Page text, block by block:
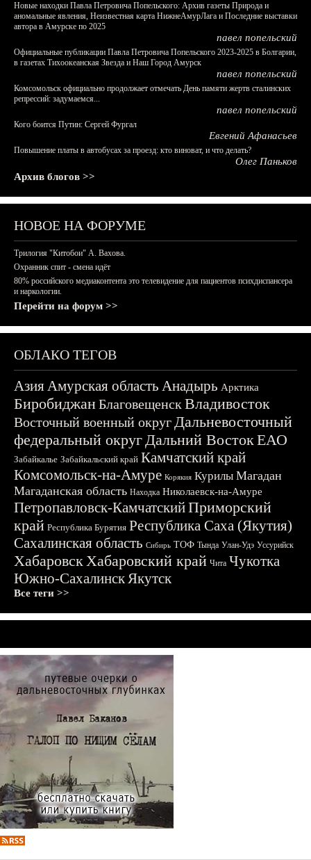
Новые находки Павла Петровича Попельского: Архив газеты Природа и
аномальные явления, Неизвестная карта НижнеАмурЛага и Последние выставки
автора в Амурске по 2025
павел попельский
Официальные публикации Павла Петровича Попельского 2023-2025 в Болгарии,
в газетах Тихоокеанская Звезда и Наш Город Амурск
павел попельский
Комсомольск официально продолжает отмечать День памяти жертв сталинских
репрессий: задумаемся...
павел попельский
Кого боится Путин: Сергей Фургал
Евгений Афанасьев
Повышение платы в автобусах за проезд: кто виноват, и что делать?
Олег Паньков
Архив блогов >>
НОВОЕ НА ФОРУМЕ
Трилогия "Китобои" А. Вахова.
Охранник спит - смена идёт
80% российского медиаконтента это телевидение для пациентов психдиспансера
и наркологии.
Перейти на форум >>
ОБЛАКО ТЕГОВ
АзияАмурская область Анадырь Арктика
БиробиджанБлаговещенскВладивосток
Восточный военный округДальневосточный
федеральный округДальний ВостокЕАО
Забайкалье Забайкальский край Камчатский край
Комсомольск-на-Амуре Корякия Курилы Магадан
Магаданская область Находка Николаевск-на-Амуре
Петропавловск-КамчатскийПриморский
край Республика Бурятия Республика Саха (Якутия)
Сахалинская область Сибирь ТОФ Тында Улан-Удэ Уссурийск
ХабаровскХабаровский край Чита Чукотка
Южно-СахалинскЯкутск
Все теги >>